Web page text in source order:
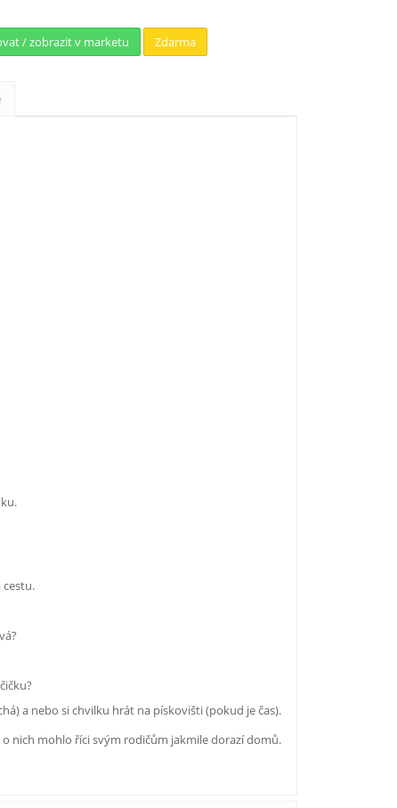
/ zobrazit v marketu Zdarma
a nebo si chvilku hrát na pískovišti (pokud je čas).
nich mohlo říci svým rodičům jakmile dorazí domů.